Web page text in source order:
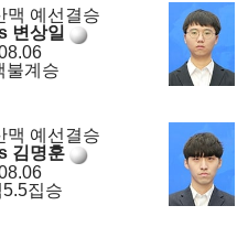
맥 예선결승
변상일
불계승
맥 예선결승
김명훈
집승